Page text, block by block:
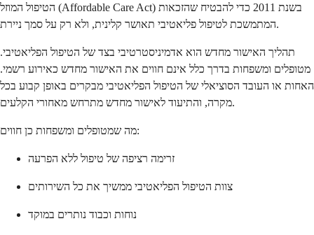
הטיפול המוזל (Affordable Care Act) בשנת 2011 כדי להבטיח שהזכאות
המתמשכת לטיפול פליאטיבי תאושר קלינית, ולא רק על סמך ניירת.
תהליך האישור מחדש הוא אדמיניסטרטיבי בצד של הטיפול הפליאטיבי.
מטופלים ומשפחות בדרך כלל אינם חווים את האישור מחדש כאירוע רשמי.
האחות או העובד הסוציאלי של הטיפול הפליאטיבי מבקרים באופן קבוע בכל
מקרה, והתיעוד לאישור מחדש מתרחש מאחורי הקלעים.
מה שמטופלים ומשפחות כן חווים:
זרימה רציפה של טיפול ללא הפרעה
צוות הטיפול הפליאטיבי ממשיך את כל השירותים
נוחות וכבוד נותרים במוקד